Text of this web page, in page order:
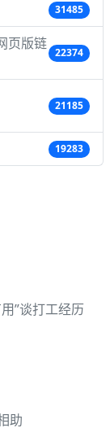
31485
页版链
22374
21185
19283
”谈打工经历
助